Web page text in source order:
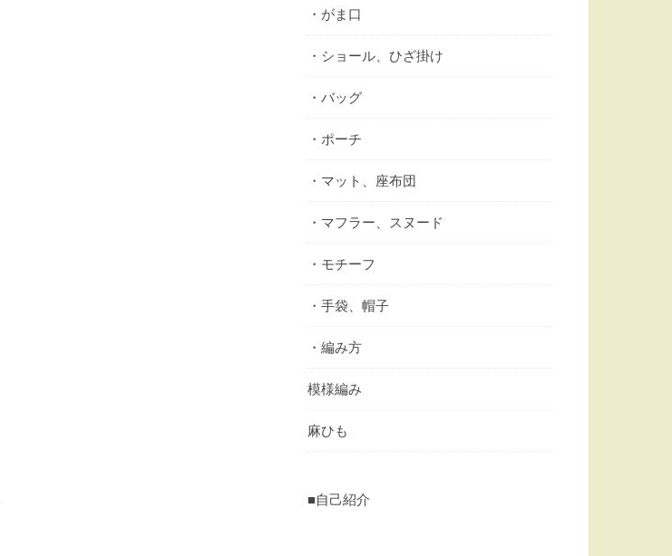
・がま口
・ショール、ひざ掛け
・バッグ
・ポーチ
・マット、座布団
・マフラー、スヌード
・モチーフ
・手袋、帽子
・編み方
模様編み
麻ひも
■自己紹介